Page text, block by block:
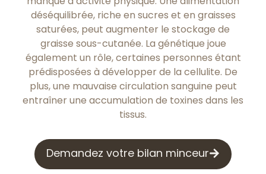
déséquilibrée, riche en sucres et en graisses
saturées, peut augmenter le stockage de
graisse sous-cutanée. La génétique joue
également un rôle, certaines personnes étant
prédisposées à développer de la cellulite. De
plus, une mauvaise circulation sanguine peut
entraîner une accumulation de toxines dans les
tissus.
Demandez votre bilan minceur